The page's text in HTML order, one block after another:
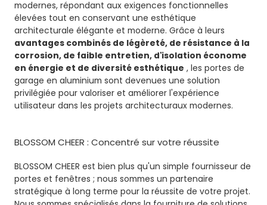
modernes, répondant aux exigences fonctionnelles
élevées tout en conservant une esthétique
architecturale élégante et moderne. Grâce à leurs
avantages combinés de légèreté, de résistance à la
corrosion, de faible entretien, d'isolation économe
en énergie et de diversité esthétique , les portes de
garage en aluminium sont devenues une solution
privilégiée pour valoriser et améliorer l'expérience
utilisateur dans les projets architecturaux modernes.
BLOSSOM CHEER : Concentré sur votre réussite
BLOSSOM CHEER est bien plus qu'un simple fournisseur de
portes et fenêtres ; nous sommes un partenaire
stratégique à long terme pour la réussite de votre projet.